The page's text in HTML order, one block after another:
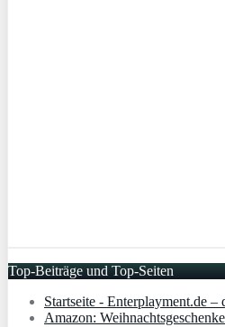
Top-Beiträge und Top-Seiten
Startseite - Enterplayment.de
Amazon: